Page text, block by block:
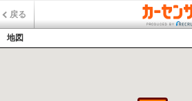
戻る
地図